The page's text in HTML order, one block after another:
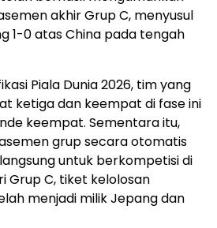
akhir Grup C, menyusul
1-0 atas China pada tengah
Piala Dunia 2026, tim yang
ketiga dan keempat di fase ini
keempat. Sementara itu,
grup secara otomatis
untuk berkompetisi di
Grup C, tiket kelolosan
menjadi milik Jepang dan